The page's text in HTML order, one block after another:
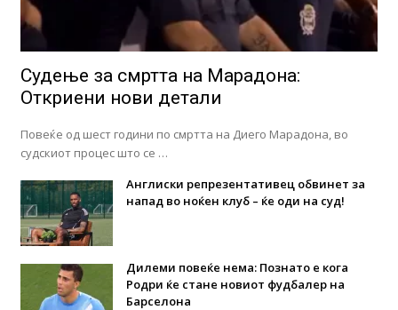
Судење за смртта на Марадона:
Откриени нови детали
Повеќе од шест години по смртта на Диего Марадона, во
судскиот процес што се …
Англиски репрезентативец обвинет за
напад во ноќен клуб – ќе оди на суд!
Дилеми повеќе нема: Познато е кога
Родри ќе стане новиот фудбалер на
Барселона